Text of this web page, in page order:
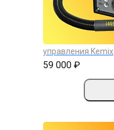
управления Kemix
59 000 ₽